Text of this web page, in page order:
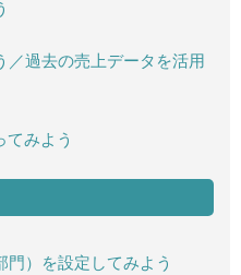
／過去の売上データを活用
てみよう
）を設定してみよう